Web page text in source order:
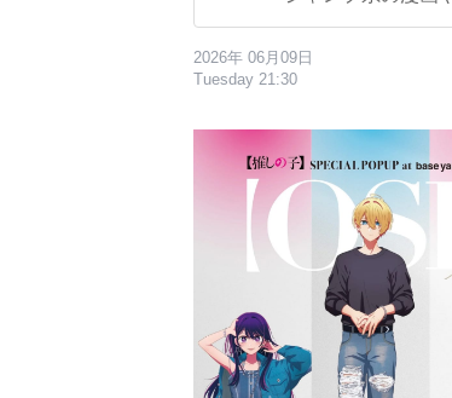
2026年 06月09日
Tuesday 21:30